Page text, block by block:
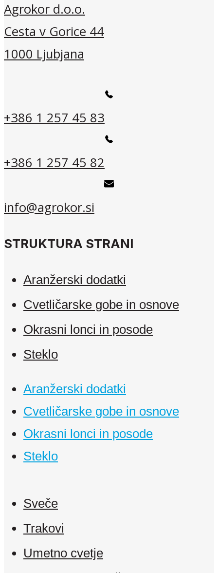
Agrokor d.o.o.
Cesta v Gorice 44
1000 Ljubjana
+386 1 257 45 83
+386 1 257 45 82
info@agrokor.si
STRUKTURA STRANI
Aranžerski dodatki
Cvetličarske gobe in osnove
Okrasni lonci in posode
Steklo
Aranžerski dodatki
Cvetličarske gobe in osnove
Okrasni lonci in posode
Steklo
Sveče
Trakovi
Umetno cvetje